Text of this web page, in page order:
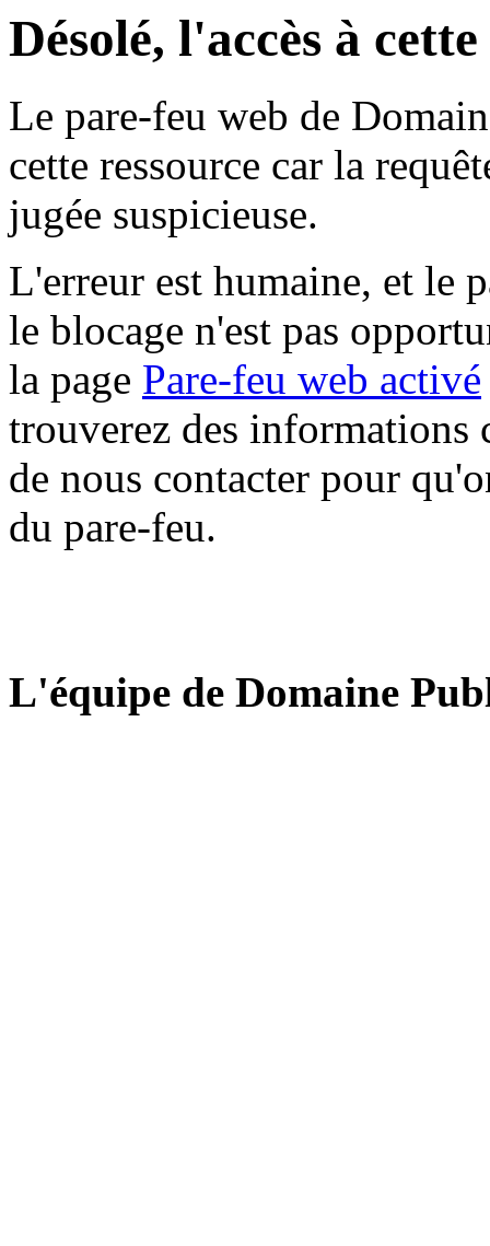
Désolé, l'accès à
Le pare-feu web de
cette ressource car la
jugée suspicieuse.
L'erreur est humaine, et le
le blocage n'est pas
la page Pare-feu web activé
trouverez des informations
de nous contacter pour
du pare-feu.
L'équipe de Domaine